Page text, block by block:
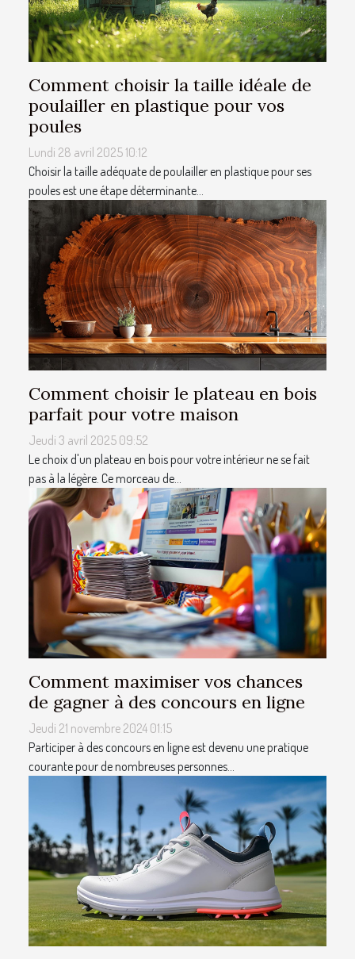
Comment choisir la taille idéale de
poulailler en plastique pour vos
poules
Lundi 28 avril 2025 10:12
Choisir la taille adéquate de poulailler en plastique pour ses
poules est une étape déterminante...
Comment choisir le plateau en bois
parfait pour votre maison
Jeudi 3 avril 2025 09:52
Le choix d'un plateau en bois pour votre intérieur ne se fait
pas à la légère. Ce morceau de...
Comment maximiser vos chances
de gagner à des concours en ligne
Jeudi 21 novembre 2024 01:15
Participer à des concours en ligne est devenu une pratique
courante pour de nombreuses personnes...